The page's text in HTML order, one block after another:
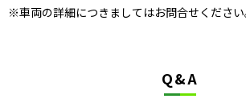
※車両の詳細につきましてはお問合せください
Q&A